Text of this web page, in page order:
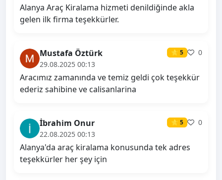
Alanya Araç Kiralama hizmeti denildiğinde akla
gelen ilk firma teşekkürler.
Mustafa Öztürk ⭐ 5
0
29.08.2025 00:13
Aracımız zamanında ve temiz geldi çok teşekkür
ederiz sahibine ve calisanlarina
İbrahim Onur ⭐ 5
0
22.08.2025 00:13
Alanya'da araç kiralama konusunda tek adres
teşekkürler her şey için